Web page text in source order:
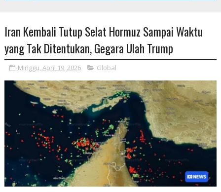
Iran Kembali Tutup Selat Hormuz Sampai Waktu
yang Tak Ditentukan, Gegara Ulah Trump
Minggu, April 19, 2026 Global